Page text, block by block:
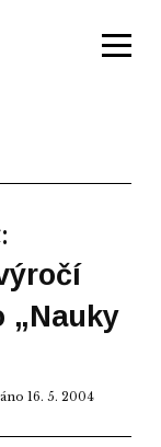
:
„Nauky
16. 5. 2004